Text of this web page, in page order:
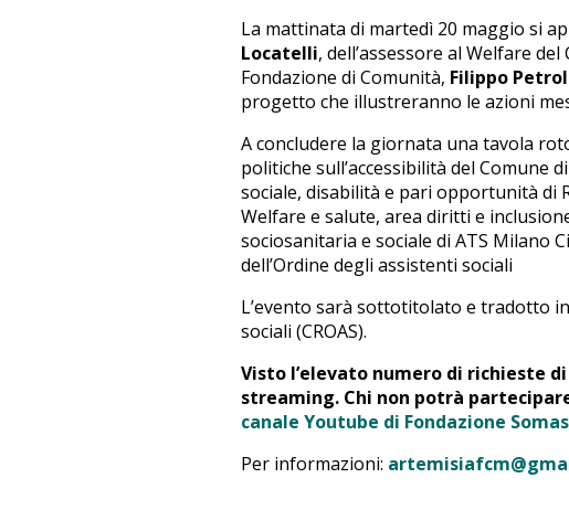
La mattinata di martedì 20 maggio si
Locatelli, dell’assessore al Welfare
Fondazione di Comunità, Filippo
progetto che illustreranno le azioni
A concludere la giornata una tavola
politiche sull’accessibilità del Comune
sociale, disabilità e pari opportunità di
Welfare e salute, area diritti e
sociosanitaria e sociale di ATS Milano
dell’Ordine degli assistenti sociali
L’evento sarà sottotitolato e tradotto
sociali (CROAS).
Visto l’elevato numero di richieste
streaming. Chi non potrà
canale Youtube di Fondazione
Per informazioni: